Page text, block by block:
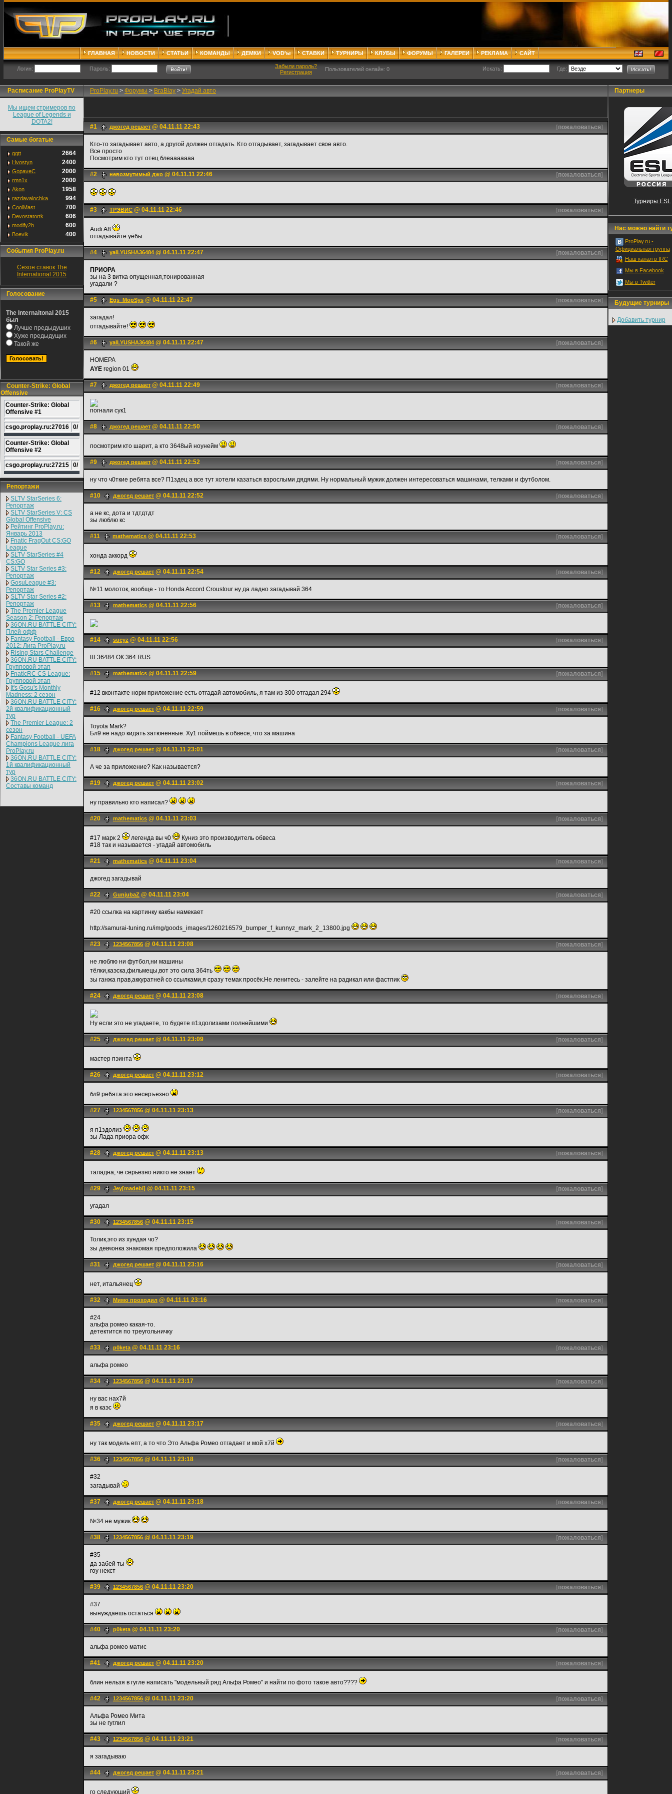
ГЛАВНАЯ НОВОСТИ СТАТЬИ КОМАНДЫ ДЕМКИ VOD'ы СТАВКИ ТУРНИРЫ КЛУБЫ ФОРУМЫ ГАЛЕРЕИ РЕКЛАМА САЙТ
Логин: Пароль:
Забыли пароль?
Регистрация
Пользователей онлайн: 0 Искать: Где:
Расписание ProPlayTV
Мы ищем стримеров по
League of Legends и
DOTA2!
Самые богатые
ggtt 2664
Hvostyn 2400
GopaveC 2000
rmn1x 2000
Akon 1958
razdavalochka 994
CoolMast 700
Devostatortk 606
modify2h 600
Boevik 400
События ProPlay.ru
Сезон ставок The
International 2015
Голосование
The Internaitonal 2015
был
Лучше предыдуших
Хуже предыдущих
Такой же
Counter-Strike: Global
Offensive
Counter-Strike: Global
Offensive #1
csgo.proplay.ru:27016 0/
Counter-Strike: Global
Offensive #2
csgo.proplay.ru:27215 0/
Репортажи
SLTV StarSeries 6:
Репортаж
SLTV StarSeries V: CS
Global Offensive
Рейтинг ProPlay.ru:
Январь 2013
Fnatic FragOut CS:GO
League
SLTV StarSeries #4
CS:GO
SLTV Star Series #3:
Репортаж
GosuLeague #3:
Репортаж
SLTV Star Series #2:
Репортаж
The Premier League
Season 2: Репортаж
36ON.RU BATTLE CITY:
Плей-офф
Fantasy Football - Евро
2012: Лига ProPlay.ru
Rising Stars Challenge
36ON.RU BATTLE CITY:
Групповой этап
FnaticRC CS League:
Групповой этап
It's Gosu's Monthly
Madness: 2 сезон
36ON.RU BATTLE CITY:
2й квалификационный
тур
The Premier League: 2
cезон
Fantasy Football - UEFA
Champions League лига
ProPlay.ru
36ON.RU BATTLE CITY:
1й квалификационный
тур
36ON.RU BATTLE CITY:
Составы команд
ProPlay.ru > Форумы > BraBlay > Угадай авто
#1 джогед решает @ 04.11.11 22:43 [пожаловаться]
Кто-то загадывает авто, а другой должен отгадать. Кто отгадывает, загадывает свое авто.
Все просто
Посмотрим кто тут отец блеааааааа
#2 невозмутимый джо @ 04.11.11 22:46 [пожаловаться]
#3 ТРЭВИС @ 04.11.11 22:46 [пожаловаться]
Audi A8
отгадывайте уёбы
#4 yaILYUSHA36484 @ 04.11.11 22:47 [пожаловаться]
ПРИОРА
зы на 3 витка опущенная,тонированная
угадали ?
#5 Egs_MopSys @ 04.11.11 22:47 [пожаловаться]
загадал!
отгадывайте!
#6 yaILYUSHA36484 @ 04.11.11 22:47 [пожаловаться]
НОМЕРА
AYE region 01
#7 джогед решает @ 04.11.11 22:49 [пожаловаться]
погнали сук1
#8 джогед решает @ 04.11.11 22:50 [пожаловаться]
посмотрим кто шарит, а кто 3648ый ноунейм
#9 джогед решает @ 04.11.11 22:52 [пожаловаться]
ну что ч0ткие ребята все? П1здец а все тут хотели казаться взрослыми дядями. Ну нормальный мужик должен интересоваться машинами, телками и футболом.
#10 джогед решает @ 04.11.11 22:52 [пожаловаться]
а не кс, дота и тдтдтдт
зы люблю кс
#11 mathematics @ 04.11.11 22:53 [пожаловаться]
хонда аккорд
#12 джогед решает @ 04.11.11 22:54 [пожаловаться]
№11 молоток, вообще - то Honda Accord Croustour ну да ладно загадывай 364
#13 mathematics @ 04.11.11 22:56 [пожаловаться]
#14 sueyz @ 04.11.11 22:56 [пожаловаться]
Ш 36484 ОК 364 RUS
#15 mathematics @ 04.11.11 22:59 [пожаловаться]
#12 вконтакте норм приложение есть отгадай автомобиль, я там из 300 отгадал 294
#16 джогед решает @ 04.11.11 22:59 [пожаловаться]
Toyota Mark?
Бл9 не надо кидать затюненные. Ху1 поймешь в обвесе, что за машина
#18 джогед решает @ 04.11.11 23:01 [пожаловаться]
А че за приложение? Как называется?
#19 джогед решает @ 04.11.11 23:02 [пожаловаться]
ну правильно кто написал?
#20 mathematics @ 04.11.11 23:03 [пожаловаться]
#17 марк 2 легенда вы ч0
Куниз это производитель обвеса
#18 так и называется - угадай автомобиль
#21 mathematics @ 04.11.11 23:04 [пожаловаться]
джогед загадывай
#22 GunjubaZ @ 04.11.11 23:04 [пожаловаться]
#20 ссылка на картинку какбы намекает
http://samurai-tuning.ru/img/goods_images/1260216579_bumper_f_kunnyz_mark_2_13800.jpg
#23 1234567856 @ 04.11.11 23:08 [пожаловаться]
не люблю ни футбол,ни машины
тёлки,каэска,фильмецы,вот это сила 364ть
зы ганжа прав,аккуратней со ссылками,я сразу темак просёк.Не ленитесь - залейте на радикал или фастпик
#24 джогед решает @ 04.11.11 23:08 [пожаловаться]
Ну если это не угадаете, то будете п1здолизами полнейшими
#25 джогед решает @ 04.11.11 23:09 [пожаловаться]
мастер пэинта
#26 джогед решает @ 04.11.11 23:12 [пожаловаться]
бл9 ребята это несеръезно
#27 1234567856 @ 04.11.11 23:13 [пожаловаться]
я п1здолиз
зы Лада приора офк
#28 джогед решает @ 04.11.11 23:13 [пожаловаться]
таладна, че серьезно никто не знает
#29 Jey[madebl] @ 04.11.11 23:15 [пожаловаться]
угадал
#30 1234567856 @ 04.11.11 23:15 [пожаловаться]
Толик,это из хундая чо?
зы девчонка знакомая предположила
#31 джогед решает @ 04.11.11 23:16 [пожаловаться]
нет, итальянец
#32 Мимо проходил @ 04.11.11 23:16 [пожаловаться]
#24
альфа ромео какая-то.
детектится по треугольничку
#33 p0keta@ 04.11.11 23:16 [пожаловаться]
альфа ромео
#34 1234567856 @ 04.11.11 23:17 [пожаловаться]
ну вас нах7й
я в каэс
#35 джогед решает @ 04.11.11 23:17 [пожаловаться]
ну так модель епт, а то что Это Альфа Ромео отгадает и мой х7й
#36 1234567856 @ 04.11.11 23:18 [пожаловаться]
#32
загадывай
#37 джогед решает @ 04.11.11 23:18 [пожаловаться]
№34 не мужик
#38 1234567856 @ 04.11.11 23:19 [пожаловаться]
#35
да забей ты
гоу некст
#39 1234567856 @ 04.11.11 23:20 [пожаловаться]
#37
вынуждаешь остаться
#40 p0keta@ 04.11.11 23:20 [пожаловаться]
альфа ромео матис
#41 джогед решает @ 04.11.11 23:20 [пожаловаться]
блин нельзя в гугле написать "модельный ряд Альфа Ромео" и найти по фото такое авто????
#42 1234567856 @ 04.11.11 23:20 [пожаловаться]
Альфа Ромео Мита
зы не гуглил
#43 1234567856 @ 04.11.11 23:21 [пожаловаться]
я загадываю
#44 джогед решает @ 04.11.11 23:21 [пожаловаться]
го следующий
Партнеры
Турниры ESL
Нас можно найти
ProPlay.ru -
Официальная группа
Наш канал в IRC
Мы в Facebook
Мы в Twitter
Будущие турниры
Добавить турнир